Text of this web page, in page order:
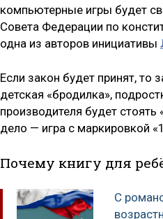
компьютерные игры будет
Совета Федерации по
одна из авторов инициативы
Если закон будет принят, то
детская «бродилка»,
производителя будет
дело — игра с маркировкой
Почему книгу для
С